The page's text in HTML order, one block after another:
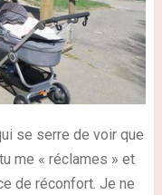
se serre de voir que
me « réclames » et
de réconfort. Je ne